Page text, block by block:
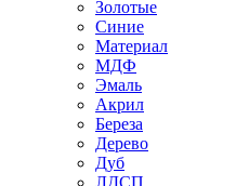
Золотые
Синие
Материал
МДФ
Эмаль
Акрил
Береза
Дерево
Дуб
ЛДСП